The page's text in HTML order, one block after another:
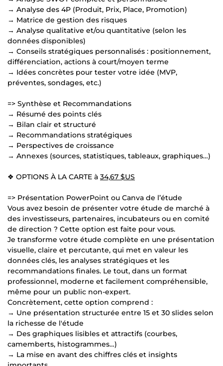
→ Analyse des 4P (Produit, Prix, Place, Promotion)
→ Matrice de gestion des risques
→ Analyse qualitative et/ou quantitative (selon les
données disponibles)
→ Conseils stratégiques personnalisés : positionnement,
différenciation, actions à court/moyen terme
→ Idées concrètes pour tester votre idée (MVP,
préventes, sondages, etc.)
=> Synthèse et Recommandations
→ Résumé des points clés
→ Bilan clair et structuré
→ Recommandations stratégiques
→ Perspectives de croissance
→ Annexes (sources, statistiques, tableaux, graphiques…)
❖ OPTIONS À LA CARTE à 34,67 $US
=> Présentation PowerPoint ou Canva de l’étude
Vous avez besoin de présenter votre étude de marché à
des investisseurs, partenaires, incubateurs ou en comité
de direction ? Cette option est faite pour vous.
Je transforme votre étude complète en une présentation
visuelle, claire et percutante, qui met en valeur les
données clés, les analyses stratégiques et les
recommandations finales. Le tout, dans un format
professionnel, moderne et facilement compréhensible,
même pour un public non-expert.
Concrètement, cette option comprend :
→ Une présentation structurée entre 15 et 30 slides selon
la richesse de l'étude
→ Des graphiques lisibles et attractifs (courbes,
camemberts, histogrammes…)
→ La mise en avant des chiffres clés et insights